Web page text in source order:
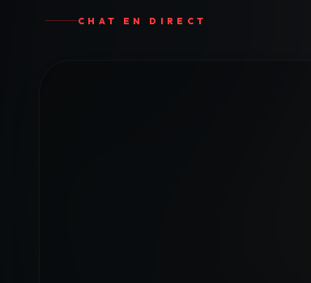
CHAT EN DIRECT